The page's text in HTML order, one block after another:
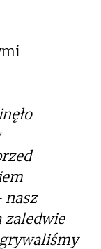
nasz
zaledwie